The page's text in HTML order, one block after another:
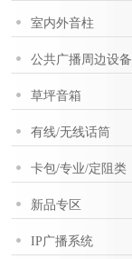
室内外音柱
公共广播周边设备
草坪音箱
有线/无线话筒
卡包/专业/定阻类
新品专区
IP广播系统